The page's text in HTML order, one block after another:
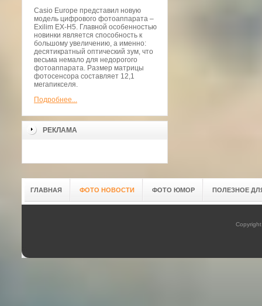
Casio Europe представил новую
модель цифрового фотоаппарата –
Exilim EX-H5. Главной особенностью
новинки является способность к
большому увеличению, а именно:
десятикратный оптический зум, что
весьма немало для недорогого
фотоаппарата. Размер матрицы
фотосенсора составляет 12,1
мегапикселя.
Подробнее...
РЕКЛАМА
ГЛАВНАЯ ФОТО НОВОСТИ ФОТО ЮМОР ПОЛЕЗНОЕ